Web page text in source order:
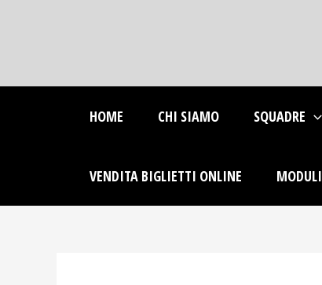
HOME CHI SIAMO SQUADRE
VENDITA BIGLIETTI ONLINE MODULI